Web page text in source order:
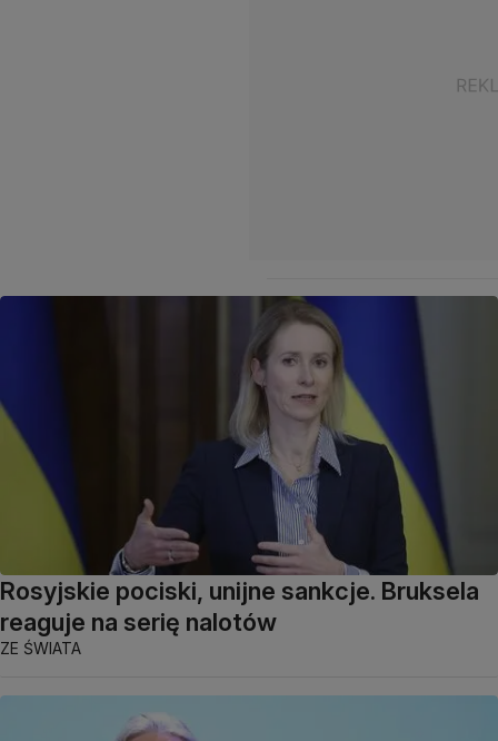
Rosyjskie pociski, unijne sankcje. Bruksela
reaguje na serię nalotów
ZE ŚWIATA